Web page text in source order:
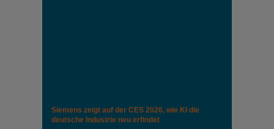
Siemens zeigt auf der CES 2026, wie KI die
deutsche Industrie neu erfindet